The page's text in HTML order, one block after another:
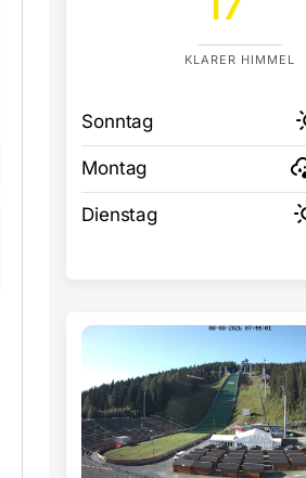
KLARER HIMMEL
Sonntag
Montag
Dienstag